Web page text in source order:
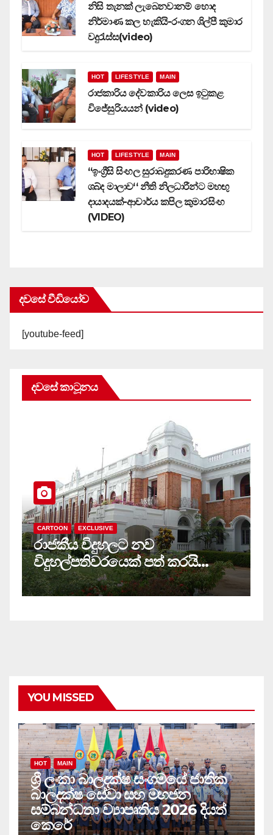
නිසි තැනක් ලැබෙනවානම් හොද
නිර්මාණ කල හැකියි-රංගන ශිල්පී කුමාර
වදුරැස්ස(video)
HOT LIFESTYLE MAIN
රාජකාරිය දේවකාරිය ලෙස ඉටුකළ
විජේසුරියයන් (video)
HOT LIFESTYLE MAIN
‘‘ඉංග්‍රීසි සිංහල සුරාබදුකරණ පාරිභාෂික
ශබ්ද මාලාව‘‘ නීති නිලධාරීන්ට මහඟු
දායාදයක්-ආචාර්ය කපිල කුමාරසිංහ
(VIDEO)
දවසේ වීඩියෝව
[youtube-feed]
දවසේ කාටූනය
CARTOON EXCLUSIVE
රාජකීය විදුහලට නව
විදුහල්පතිවරයෙක් පත් කරයි…
YOU MISSED
HOT MAIN
ශ්‍රී ලංකා බාලදක්ෂ සංගමයේ ජාතික
බාලදක්ෂ සේවා සහ මහජන
සම්බන්ධතා ව්‍යාපෘතිය 2026 දියත්
කෙරේ